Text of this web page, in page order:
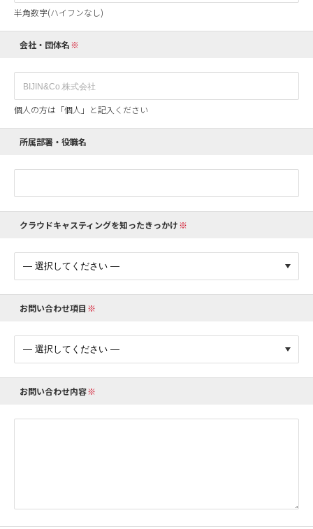
半角数字(ハイフンなし)
会社・団体名
個人の方は「個人」と記入ください
所属部署・役職名
クラウドキャスティングを知ったきっかけ
お問い合わせ項目
お問い合わせ内容